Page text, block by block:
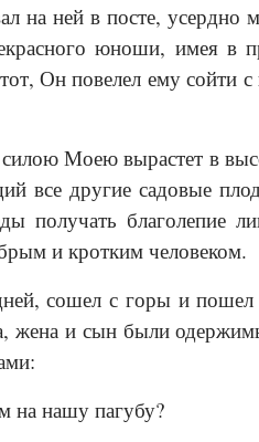
на ней в посте, усердно
юноши, имея в
Он повелел ему сойти
Моею вырастет в
все другие садовые
получать благолепие
и кротким человеком.
сошел с горы и
жена и сын были
на нашу пагубу?